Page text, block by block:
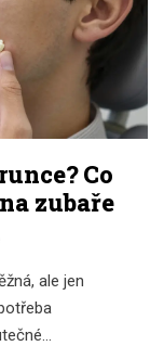
Co
zubaře
ale jen